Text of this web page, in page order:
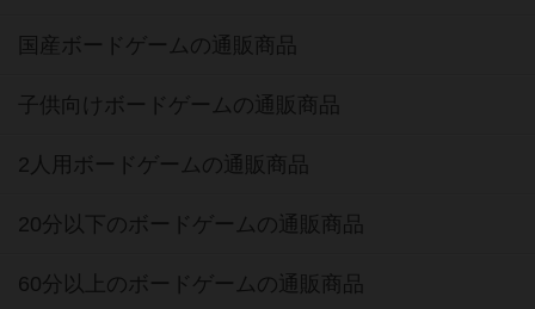
国産ボードゲームの通販商品
子供向けボードゲームの通販商品
2人用ボードゲームの通販商品
20分以下のボードゲームの通販商品
60分以上のボードゲームの通販商品